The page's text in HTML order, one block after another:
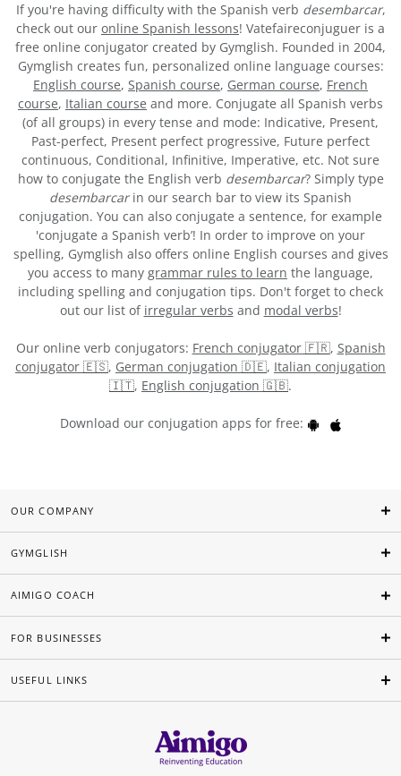
If you're having difficulty with the Spanish verb desembarcar,
check out our online Spanish lessons! Vatefaireconjuguer is a
free online conjugator created by Gymglish. Founded in 2004,
Gymglish creates fun, personalized online language courses:
English course, Spanish course, German course, French
course, Italian course and more. Conjugate all Spanish verbs
(of all groups) in every tense and mode: Indicative, Present,
Past-perfect, Present perfect progressive, Future perfect
continuous, Conditional, Infinitive, Imperative, etc. Not sure
how to conjugate the English verb desembarcar? Simply type
desembarcarin our search bar to view its Spanish
conjugation. You can also conjugate a sentence, for example
'conjugate a Spanish verb’! In order to improve on your
spelling, Gymglish also offers online English courses and gives
you access to many grammar rules to learn the language,
including spelling and conjugation tips. Don't forget to check
out our list of irregular verbs and modal verbs!
Our online verb conjugators: French conjugator 🇫🇷, Spanish
conjugator 🇪🇸, German conjugation 🇩🇪, Italian conjugation
🇮🇹, English conjugation 🇬🇧.
Download our conjugation apps for free:
OUR COMPANY
GYMGLISH
AIMIGO COACH
FOR BUSINESSES
USEFUL LINKS